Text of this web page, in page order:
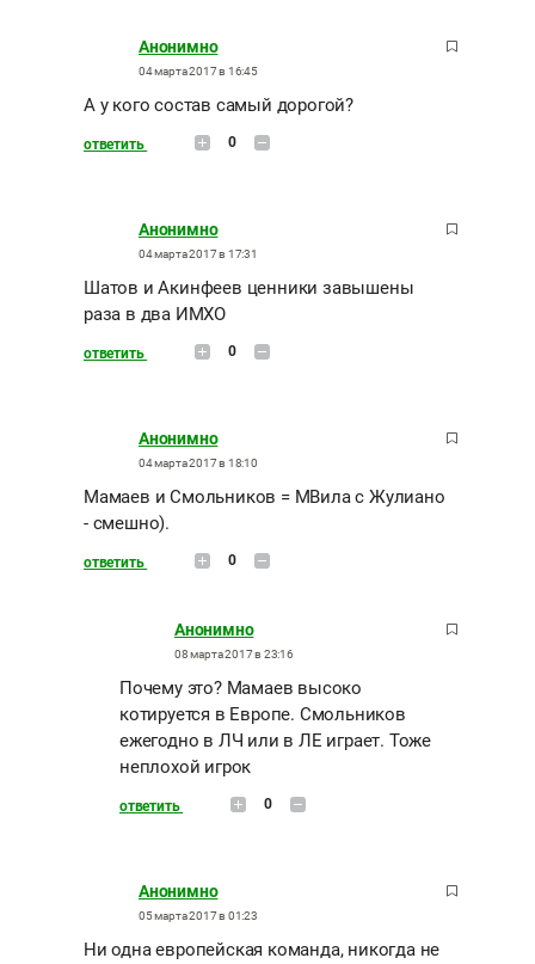
Анонимно
04 марта 2017 в 16:45
А у кого состав самый дорогой?
ответить 0
Анонимно
04 марта 2017 в 17:31
Шатов и Акинфеев ценники завышены
раза в два ИМХО
ответить 0
Анонимно
04 марта 2017 в 18:10
Мамаев и Смольников = МВила с Жулиано
- смешно).
ответить 0
Анонимно
08 марта 2017 в 23:16
Почему это? Мамаев высоко
котируется в Европе. Смольников
ежегодно в ЛЧ или в ЛЕ играет. Тоже
неплохой игрок
ответить 0
Анонимно
05 марта 2017 в 01:23
Ни одна европейская команда, никогда не